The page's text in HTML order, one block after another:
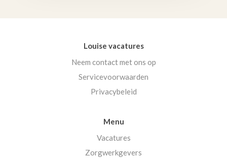
Louise vacatures
Neem contact met ons op
Servicevoorwaarden
Privacybeleid
Menu
Vacatures
Zorgwerkgevers